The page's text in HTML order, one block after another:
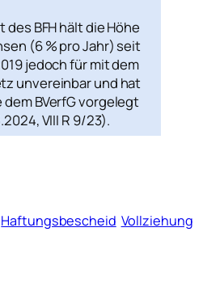
des BFH hält die Höhe
(6 % pro Jahr) seit
jedoch für mit dem
unvereinbar und hat
dem BVerfG vorgelegt
VIII R 9/23).
Haftungsbescheid Vollziehung